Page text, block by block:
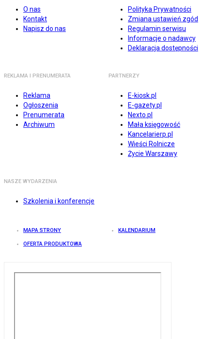
O nas
Kontakt
Napisz do nas
Polityka Prywatności
Zmiana ustawień zgód
Regulamin serwisu
Informacje o nadawcy
Deklaracja dostępności
REKLAMA I PRENUMERATA
Reklama
Ogłoszenia
Prenumerata
Archiwum
PARTNERZY
E-kiosk.pl
E-gazety.pl
Nexto.pl
Mała księgowość
Kancelarierp.pl
Wieści Rolnicze
Życie Warszawy
NASZE WYDARZENIA
Szkolenia i konferencje
MAPA STRONY KALENDARIUM
OFERTA PRODUKTOWA